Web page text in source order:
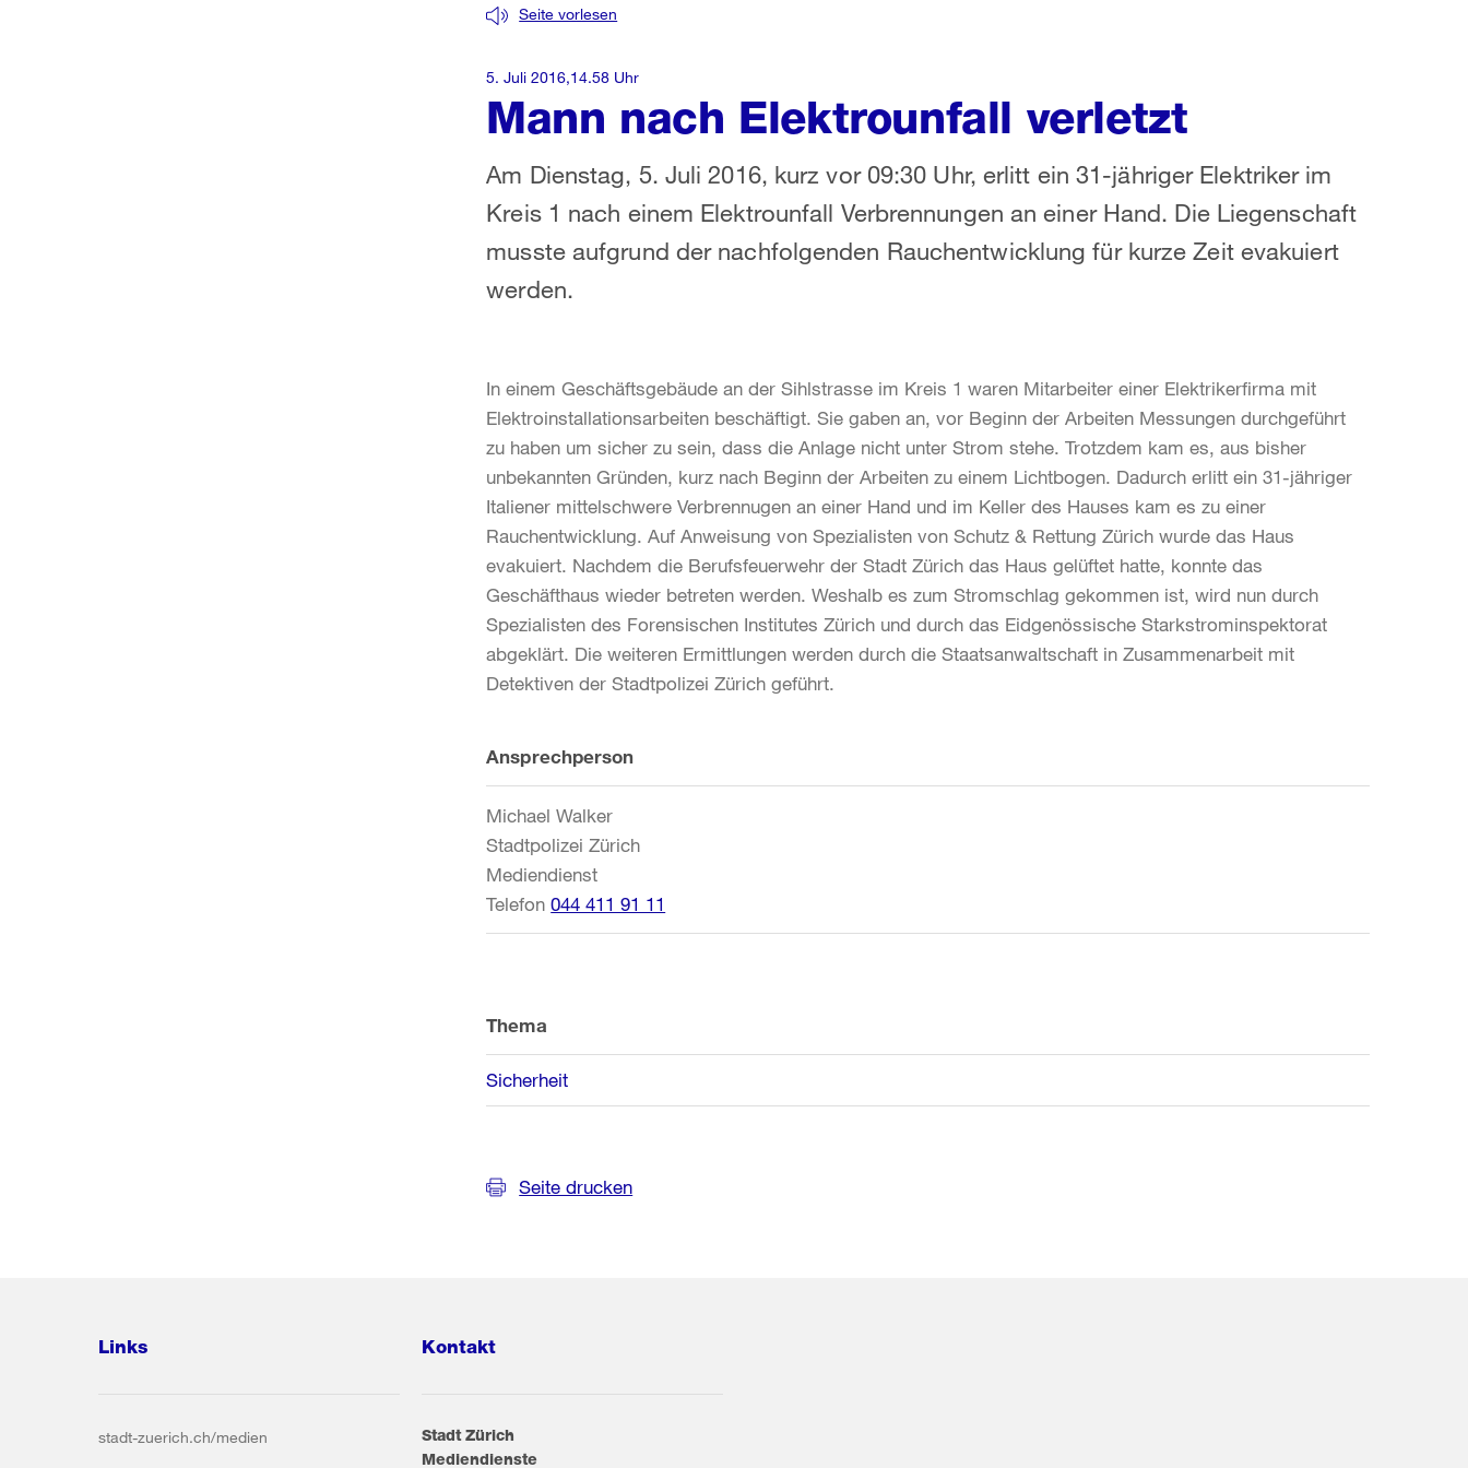
Mann nach Elektrounfall verletzt
Seite vorlesen
Am Dienstag, 5. Juli 2016, kurz vor 09:30 Uhr, erlitt ein 31-jähriger Elektriker im
Kreis 1 nach einem Elektrounfall Verbrennungen an einer Hand. Die Liegenschaft
musste aufgrund der nachfolgenden Rauchentwicklung für kurze Zeit evakuiert
werden.
5. Juli 2016,14.58 Uhr
In einem Geschäftsgebäude an der Sihlstrasse im Kreis 1 waren Mitarbeiter einer Elektrikerfirma mit
Elektroinstallationsarbeiten beschäftigt. Sie gaben an, vor Beginn der Arbeiten Messungen durchgeführt
zu haben um sicher zu sein, dass die Anlage nicht unter Strom stehe. Trotzdem kam es, aus bisher
unbekannten Gründen, kurz nach Beginn der Arbeiten zu einem Lichtbogen. Dadurch erlitt ein 31-jähriger
Italiener mittelschwere Verbrennugen an einer Hand und im Keller des Hauses kam es zu einer
Rauchentwicklung. Auf Anweisung von Spezialisten von Schutz & Rettung Zürich wurde das Haus
evakuiert. Nachdem die Berufsfeuerwehr der Stadt Zürich das Haus gelüftet hatte, konnte das
Geschäfthaus wieder betreten werden. Weshalb es zum Stromschlag gekommen ist, wird nun durch
Spezialisten des Forensischen Institutes Zürich und durch das Eidgenössische Starkstrominspektorat
abgeklärt. Die weiteren Ermittlungen werden durch die Staatsanwaltschaft in Zusammenarbeit mit
Detektiven der Stadtpolizei Zürich geführt.
Weitere
Informationen
Ansprechperson
Michael Walker
Stadtpolizei Zürich
Mediendienst
Telefon 044 411 91 11
Thema
Sicherheit
Seite drucken
Links
stadt-zuerich.ch/medien
Kontakt
Stadt Zürich
Mediendienste